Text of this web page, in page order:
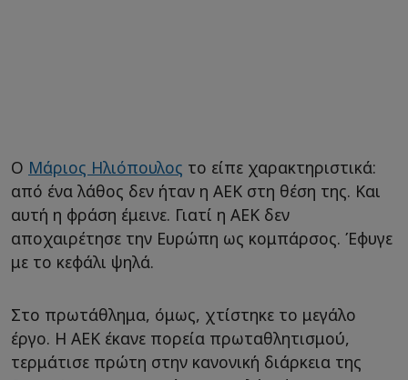
Ο Μάριος Ηλιόπουλος το είπε χαρακτηριστικά:
από ένα λάθος δεν ήταν η ΑΕΚ στη θέση της. Και
αυτή η φράση έμεινε. Γιατί η ΑΕΚ δεν
αποχαιρέτησε την Ευρώπη ως κομπάρσος. Έφυγε
με το κεφάλι ψηλά.
Στο πρωτάθλημα, όμως, χτίστηκε το μεγάλο
έργο. Η ΑΕΚ έκανε πορεία πρωταθλητισμού,
τερμάτισε πρώτη στην κανονική διάρκεια της